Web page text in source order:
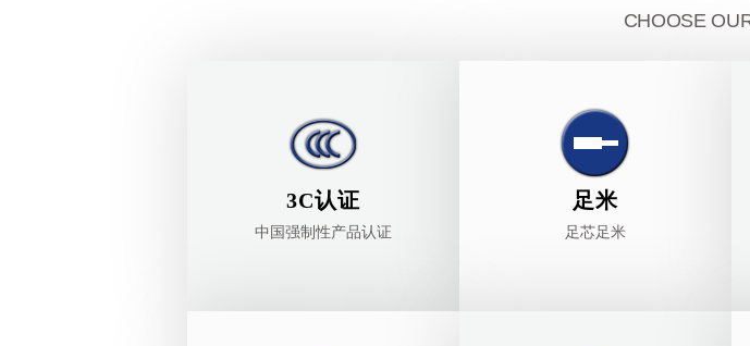
CHOOSE
3C认证
中国强制性产品认证
足米
足芯足米